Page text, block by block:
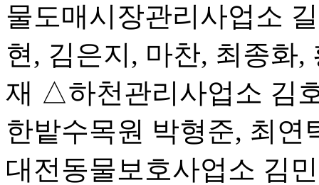
물도매시장관리사업소
현, 김은지, 마찬, 최종화
재 △하천관리사업소 김
한밭수목원 박형준, 최
대전동물보호사업소 김